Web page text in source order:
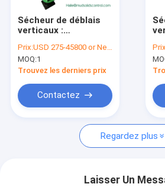
Contrôle de qualité
Nouvelles
Demandez une citation
Sécheur de déblais
verticaux :
centrifuge avancée
pour le traitement
efficace des déchets
Prix:USD 275-45800 or Negotiable
MOQ:1
Trouvez les derniers prix
Contactez
la
Regardez plus
Laisser Un